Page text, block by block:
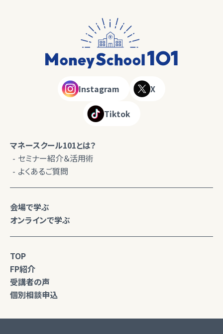
Instagram X
Tiktok
マネースクール101とは？
セミナー紹介＆活用術
よくあるご質問
会場で学ぶ
オンラインで学ぶ
TOP
FP紹介
受講者の声
個別相談申込